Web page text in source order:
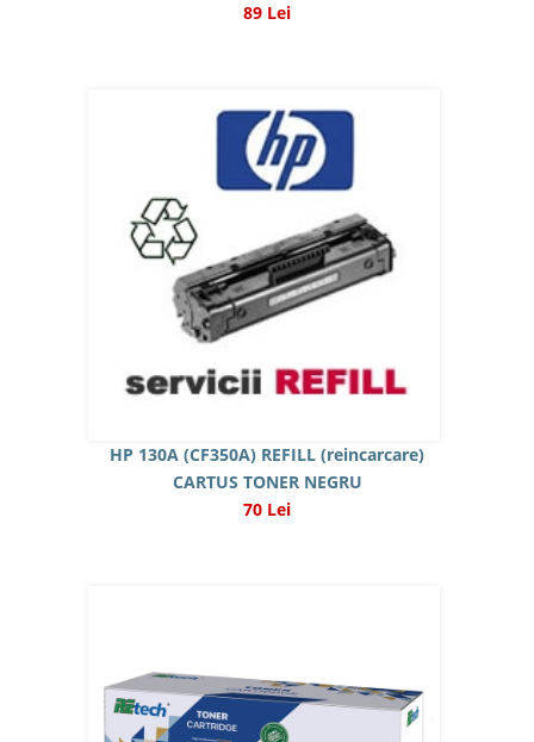
89 Lei
HP 130A (CF350A) REFILL (reincarcare)
CARTUS TONER NEGRU
70 Lei